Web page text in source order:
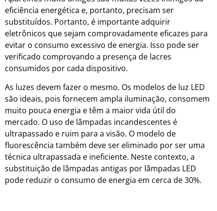
eficiência energética e, portanto, precisam ser
substituídos. Portanto, é importante adquirir
eletrônicos que sejam comprovadamente eficazes para
evitar o consumo excessivo de energia. Isso pode ser
verificado comprovando a presença de lacres
consumidos por cada dispositivo.
As luzes devem fazer o mesmo. Os modelos de luz LED
são ideais, pois fornecem ampla iluminação, consomem
muito pouca energia e têm a maior vida útil do
mercado. O uso de lâmpadas incandescentes é
ultrapassado e ruim para a visão. O modelo de
fluorescência também deve ser eliminado por ser uma
técnica ultrapassada e ineficiente. Neste contexto, a
substituição de lâmpadas antigas por lâmpadas LED
pode reduzir o consumo de energia em cerca de 30%.